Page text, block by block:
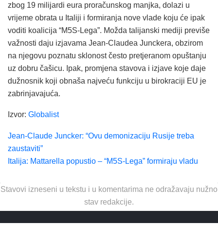
zbog 19 milijardi eura proračunskog manjka, dolazi u
vrijeme obrata u Italiji i formiranja nove vlade koju će ipak
voditi koalicija “M5S-Lega”. Možda talijanski mediji previše
važnosti daju izjavama Jean-Claudea Junckera, obzirom
na njegovu poznatu sklonost često pretjeranom opuštanju
uz dobru čašicu. Ipak, promjena stavova i izjave koje daje
dužnosnik koji obnaša najveću funkciju u birokraciji EU je
zabrinjavajuća.
Izvor: Globalist
Jean-Claude Juncker: “Ovu demonizaciju Rusije treba
zaustaviti”
Italija: Mattarella popustio – “M5S-Lega” formiraju vladu
Stavovi izneseni u tekstu i u komentarima ne odražavaju nužno
stav redakcije.